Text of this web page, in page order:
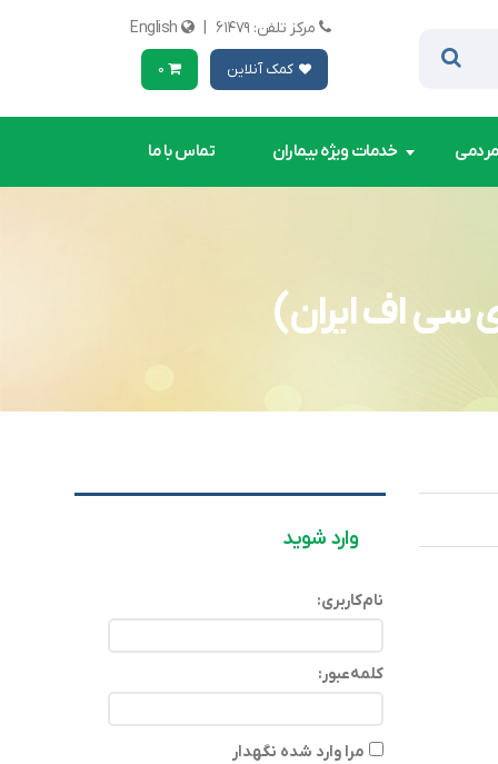
مرکز تلفن: ۶۱۴۷۹ |
English
کمک آنلاین 0
خدمات ویژه بیماران تماس با ما
وارد شوید
نام‌کاربری:
کلمه‌عبور:
مرا وارد شده نگهدار